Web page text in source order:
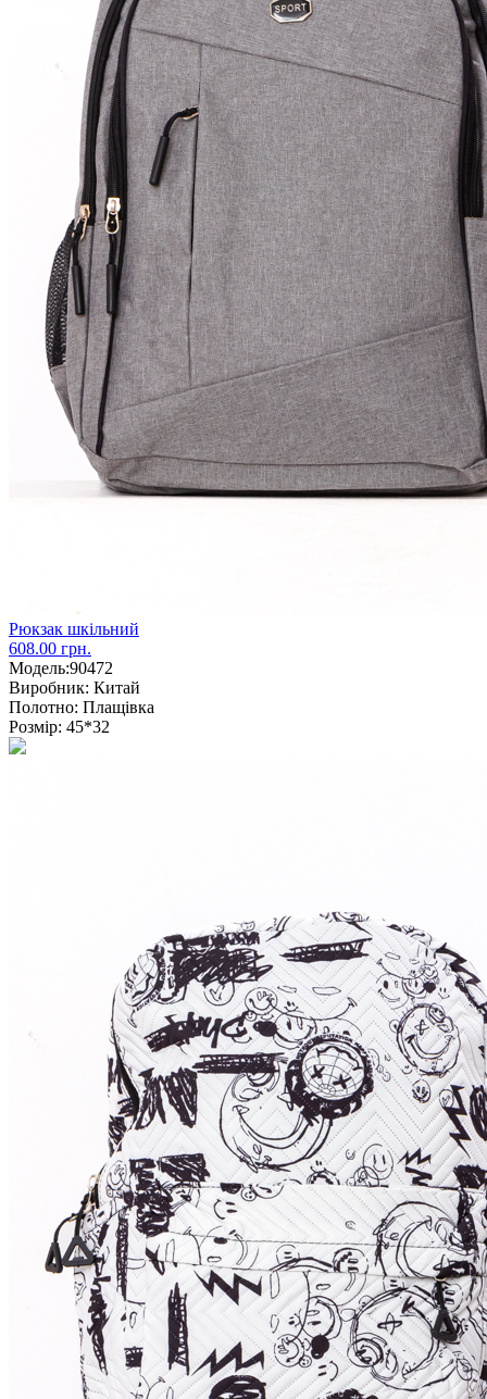
Рюкзак шкільний
608.00 грн.
Модель:90472
Виробник: Китай
Полотно: Плащівка
Розмір: 45*32